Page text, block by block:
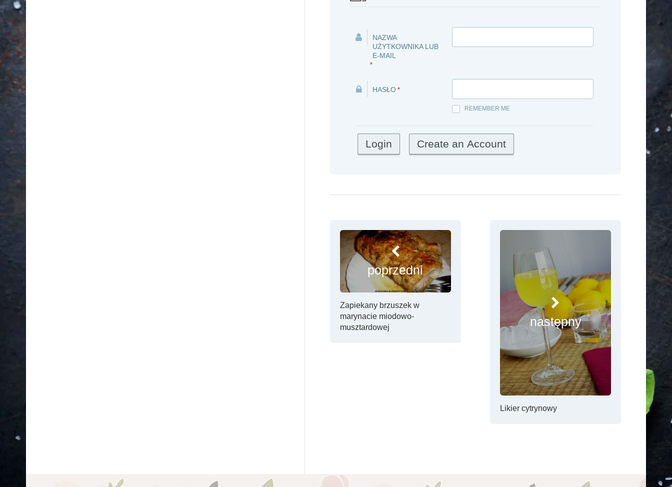
NAZWA
UŻYTKOWNIKA LUB
E-MAIL
*
HASŁO *
REMEMBER ME
poprzedni
Zapiekany brzuszek w
marynacie miodowo-
musztardowej
następny
Likier cytrynowy